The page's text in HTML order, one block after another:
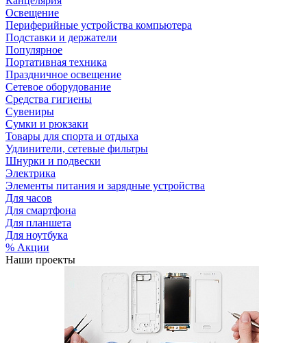
Освещение
Периферийные устройства компьютера
Подставки и держатели
Популярное
Портативная техника
Праздничное освещение
Сетевое оборудование
Средства гигиены
Сувениры
Сумки и рюкзаки
Товары для спорта и отдыха
Удлинители, сетевые фильтры
Шнурки и подвески
Электрика
Элементы питания и зарядные устройства
Для часов
Для смартфона
Для планшета
Для ноутбука
% Акции
Наши проекты